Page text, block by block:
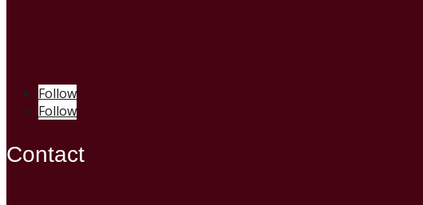
Follow
Follow
Contact